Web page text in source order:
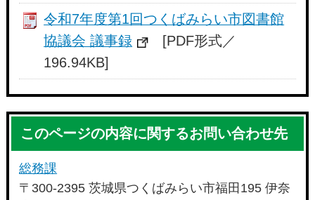
令和7年度第1回つくばみらい市図書館
協議会 議事録
[PDF形式／
196.94KB]
このページの内容に関するお問い合わせ先
総務課
〒300-2395 茨城県つくばみらい市福田195 伊奈